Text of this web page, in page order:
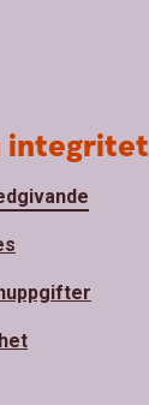
integritet